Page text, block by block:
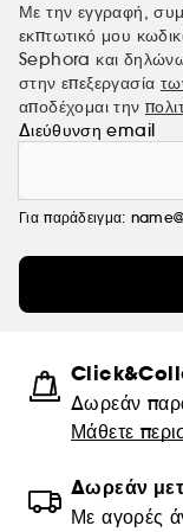
Με την εγγραφή,
εκπτωτικό μου
Sephora και
στην επεξεργασία
αποδέχομαι την
Διεύθυνση email
Για παράδειγμα:
Δωρεάν
Μάθετε
Δωρεάν
Με αγορές